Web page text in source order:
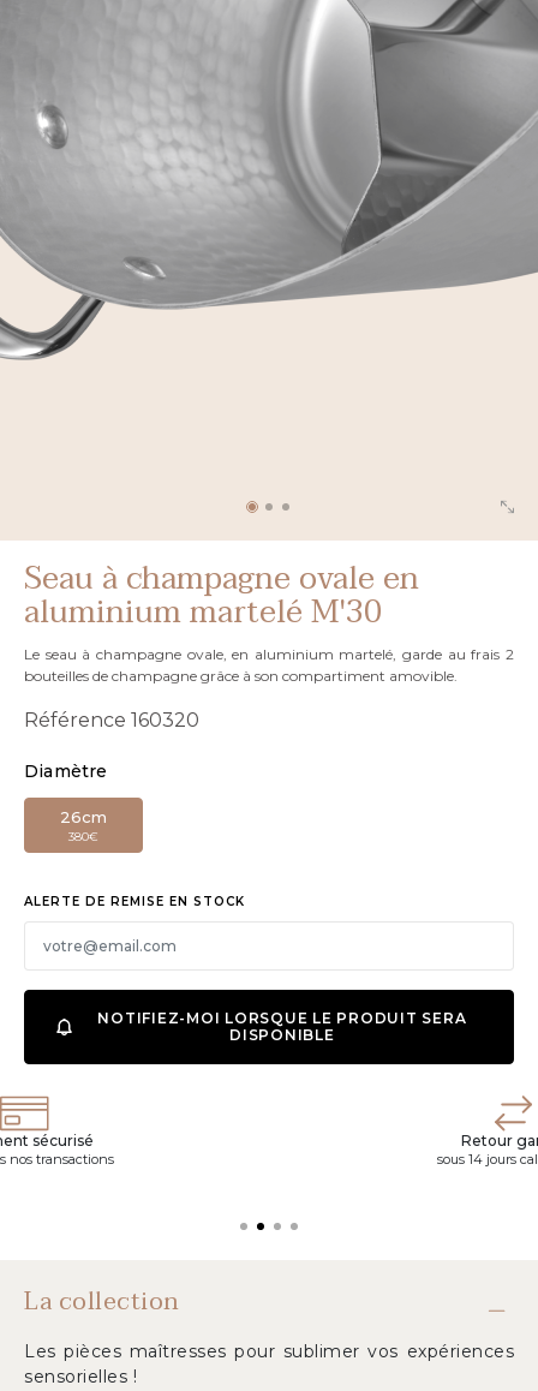
Seau à champagne ovale en
aluminium martelé M'30
Le seau à champagne ovale, en aluminium martelé, garde au frais 2
bouteilles de champagne grâce à son compartiment amovible.
Référence 160320
Diamètre
26cm
380€
ALERTE DE REMISE EN STOCK
NOTIFIEZ-MOI LORSQUE LE PRODUIT SERA
DISPONIBLE
sécurisé
nos transactions
Retour
sous 14 jours
La collection
Les pièces maîtresses pour sublimer vos expériences
sensorielles !